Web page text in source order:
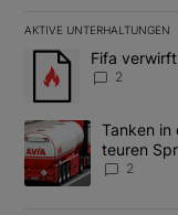
AKTIVE UNTERHALTUNGEN
Das Folgende ist
Ein Trendartikel
Fifa
2
Ein Trendartikel mit
Tanken in
teuren
2